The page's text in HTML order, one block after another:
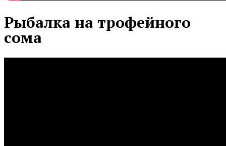
Рыбалка на трофейного
сома